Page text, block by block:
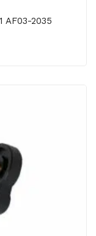
AF03-2035